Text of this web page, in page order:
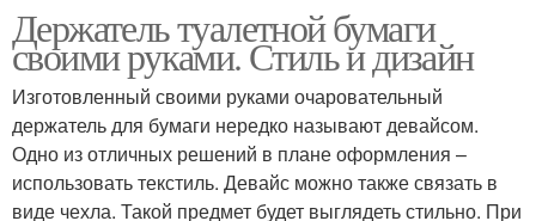
Держатель туалетной бумаги
своими руками. Стиль и дизайн
Изготовленный своими руками очаровательный
держатель для бумаги нередко называют девайсом.
Одно из отличных решений в плане оформления –
использовать текстиль. Девайс можно также связать в
виде чехла. Такой предмет будет выглядеть стильно. При